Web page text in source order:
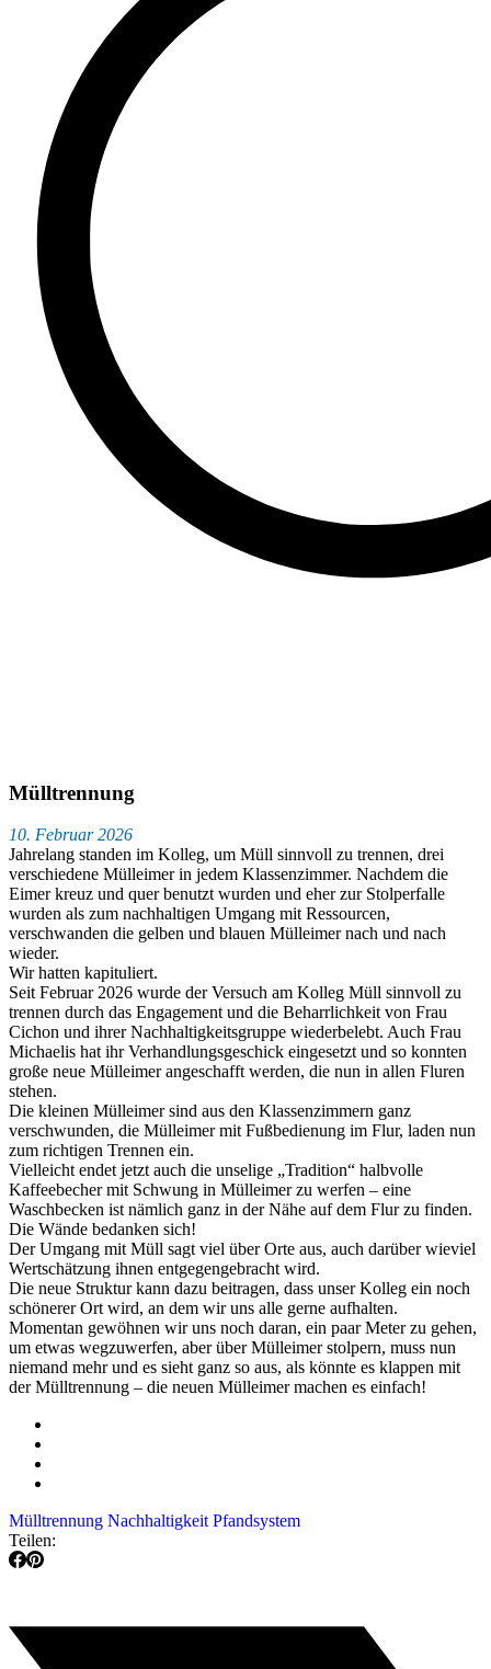
Mülltrennung
10. Februar 2026
Jahrelang standen im Kolleg, um Müll sinnvoll zu trennen, drei
verschiedene Mülleimer in jedem Klassenzimmer. Nachdem die
Eimer kreuz und quer benutzt wurden und eher zur Stolperfalle
wurden als zum nachhaltigen Umgang mit Ressourcen,
verschwanden die gelben und blauen Mülleimer nach und nach
wieder.
Wir hatten kapituliert.
Seit Februar 2026 wurde der Versuch am Kolleg Müll sinnvoll zu
trennen durch das Engagement und die Beharrlichkeit von Frau
Cichon und ihrer Nachhaltigkeitsgruppe wiederbelebt. Auch Frau
Michaelis hat ihr Verhandlungsgeschick eingesetzt und so konnten
große neue Mülleimer angeschafft werden, die nun in allen Fluren
stehen.
Die kleinen Mülleimer sind aus den Klassenzimmern ganz
verschwunden, die Mülleimer mit Fußbedienung im Flur, laden nun
zum richtigen Trennen ein.
Vielleicht endet jetzt auch die unselige „Tradition“ halbvolle
Kaffeebecher mit Schwung in Mülleimer zu werfen – eine
Waschbecken ist nämlich ganz in der Nähe auf dem Flur zu finden.
Die Wände bedanken sich!
Der Umgang mit Müll sagt viel über Orte aus, auch darüber wieviel
Wertschätzung ihnen entgegengebracht wird.
Die neue Struktur kann dazu beitragen, dass unser Kolleg ein noch
schönerer Ort wird, an dem wir uns alle gerne aufhalten.
Momentan gewöhnen wir uns noch daran, ein paar Meter zu gehen,
um etwas wegzuwerfen, aber über Mülleimer stolpern, muss nun
niemand mehr und es sieht ganz so aus, als könnte es klappen mit
der Mülltrennung – die neuen Mülleimer machen es einfach!
Mülltrennung Nachhaltigkeit Pfandsystem
Teilen: